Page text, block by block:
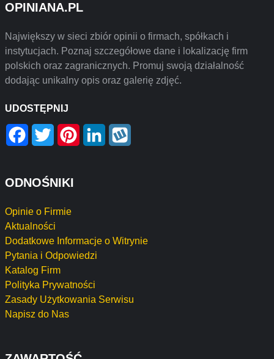
OPINIANA.PL
Największy w sieci zbiór opinii o firmach, spółkach i
instytucjach. Poznaj szczegółowe dane i lokalizację firm
polskich oraz zagranicznych. Promuj swoją działalność
dodając unikalny opis oraz galerię zdjęć.
UDOSTĘPNIJ
Facebook
Twitter PinterestLinkedIn
ODNOŚNIKI
Opinie o Firmie
Aktualności
Dodatkowe Informacje o Witrynie
Pytania i Odpowiedzi
Katalog Firm
Polityka Prywatności
Zasady Użytkowania Serwisu
Napisz do Nas